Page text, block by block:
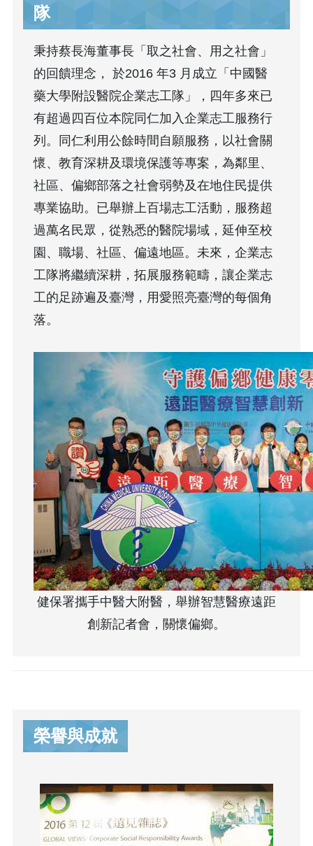
隊
秉持蔡長海董事長「取之社會、用之社會」
的回饋理念， 於2016 年3 月成立「中國醫
藥大學附設醫院企業志工隊」，四年多來已
有超過四百位本院同仁加入企業志工服務行
列。同仁利用公餘時間自願服務，以社會關
懷、教育深耕及環境保護等專案，為鄰里、
社區、偏鄉部落之社會弱勢及在地住民提供
專業協助。已舉辦上百場志工活動，服務超
過萬名民眾，從熟悉的醫院場域，延伸至校
園、職場、社區、偏遠地區。未來，企業志
工隊將繼續深耕，拓展服務範疇，讓企業志
工的足跡遍及臺灣，用愛照亮臺灣的每個角
落。
健保署攜手中醫大附醫，舉辦智慧醫療遠距
創新記者會，關懷偏鄉。
榮譽與成就